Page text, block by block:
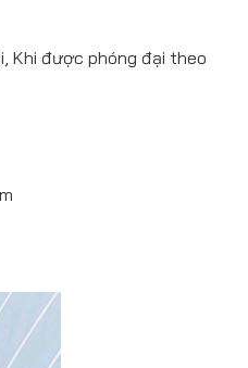
Khi được phóng đại theo